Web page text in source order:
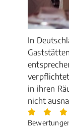
In
in ihren
nicht